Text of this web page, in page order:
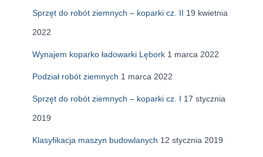
Sprzęt do robót ziemnych – koparki cz. II 19 kwietnia
2022
Wynajem koparko ładowarki Lębork 1 marca 2022
Podział robót ziemnych 1 marca 2022
Sprzęt do robót ziemnych – koparki cz. I 17 stycznia
2019
Klasyfikacja maszyn budowlanych 12 stycznia 2019